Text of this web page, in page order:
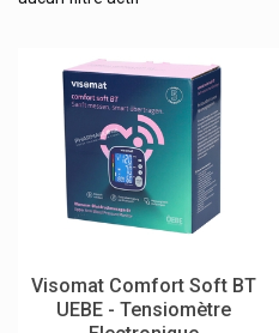
Weber & Weber
Weleda Cosmétique Bio Naturelle
Wellion
Willem
Wm Supplies
Visomat Comfort Soft BT
UEBE - Tensiomètre